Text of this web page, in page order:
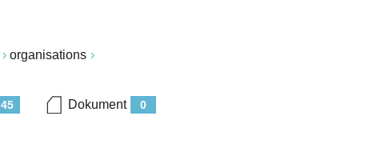
organisations
45 0
Dokument